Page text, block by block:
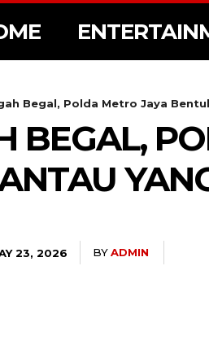
Begal, Polda Metro Jaya
BEGAL,
23, 2026 BYADMIN